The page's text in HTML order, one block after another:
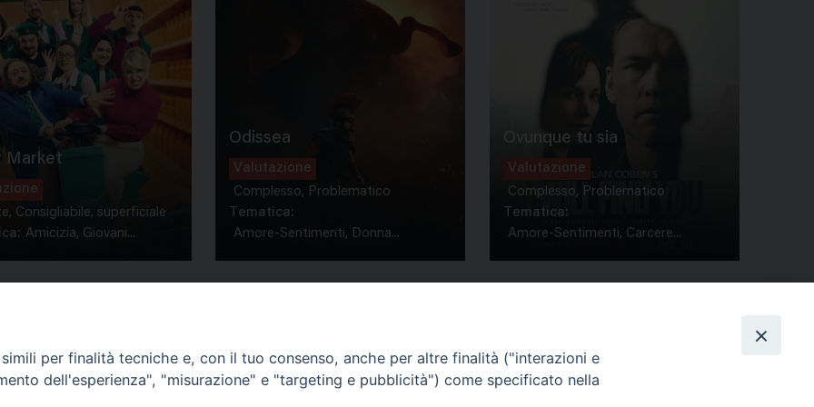
Market
Consigliabile, superficiale
Amicizia, Giovani...
Odissea
Valutazione
Complesso, Problematico
Tematica:
Amore-Sentimenti, Donna...
Ovunque tu sia
Valutazione
Complesso, Problematico
Tematica:
Amore-Sentimenti, Carcere...
Contatti & Info
per finalità tecniche e, con il tuo consenso, anche per altre finalità ("interazioni e
dell'esperienza", "misurazione" e "targeting e pubblicità") come specificato nella